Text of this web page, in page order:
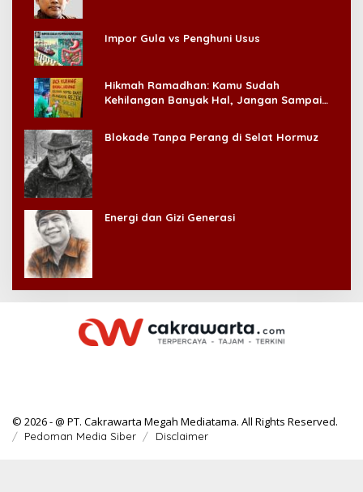
Impor Gula vs Penghuni Usus
Hikmah Ramadhan: Kamu Sudah
Kehilangan Banyak Hal, Jangan Sampai
Blokade Tanpa Perang di Selat Hormuz
Energi dan Gizi Generasi
© 2026 - @ PT. Cakrawarta Megah Mediatama. All Rights Reserved.
Pedoman Media Siber Disclaimer